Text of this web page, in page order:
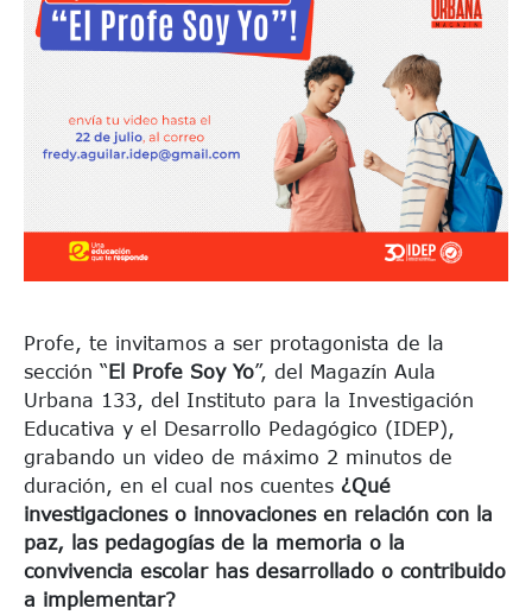
Profe, te invitamos a ser protagonista de la
sección “ El Profe Soy Yo”, del Magazín Aula
Urbana 133, del Instituto para la Investigación
Educativa y el Desarrollo Pedagógico (IDEP),
grabando un video de máximo 2 minutos de
duración, en el cual nos cuentes ¿Qué
investigaciones o innovaciones en relación con la
paz, las pedagogías de la memoria o la
convivencia escolar has desarrollado o contribuido
a implementar?